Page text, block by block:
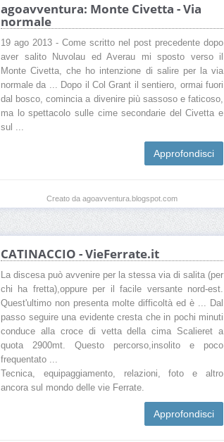
agoavventura: Monte Civetta - Via
normale
19 ago 2013 - Come scritto nel post precedente dopo
aver salito Nuvolau ed Averau mi sposto verso il
Monte Civetta, che ho intenzione di salire per la via
normale da ... Dopo il Col Grant il sentiero, ormai fuori
dal bosco, comincia a divenire più sassoso e faticoso,
ma lo spettacolo sulle cime secondarie del Civetta e
sul ...
Approfondisci
Creato da agoavventura.blogspot.com
CATINACCIO - VieFerrate.it
La discesa può avvenire per la stessa via di salita (per
chi ha fretta),oppure per il facile versante nord-est.
Quest'ultimo non presenta molte difficoltà ed è ... Dal
passo seguire una evidente cresta che in pochi minuti
conduce alla croce di vetta della cima Scalieret a
quota 2900mt. Questo percorso,insolito e poco
frequentato ...
Tecnica, equipaggiamento, relazioni, foto e altro
ancora sul mondo delle vie Ferrate.
Approfondisci